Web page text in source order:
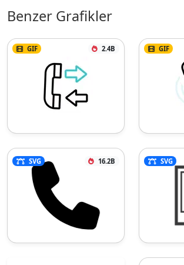
Benzer Grafikler
GIF 2.4B GIF
SVG 16.2B SVG